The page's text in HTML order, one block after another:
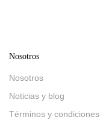
Nosotros
Nosotros
Noticias y blog
Términos y condiciones